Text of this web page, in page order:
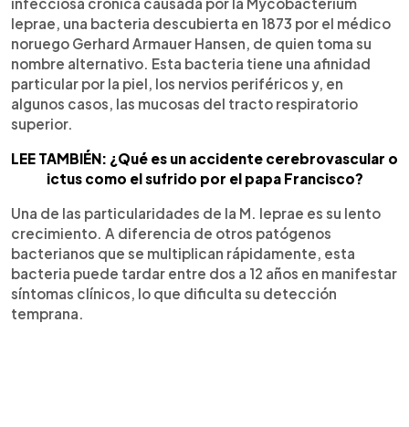
leprae, una bacteria descubierta en 1873 por el médico
noruego Gerhard Armauer Hansen, de quien toma su
nombre alternativo. Esta bacteria tiene una afinidad
particular por la piel, los nervios periféricos y, en
algunos casos, las mucosas del tracto respiratorio
superior.
LEE TAMBIÉN: ¿Qué es un accidente cerebrovascular o
ictus como el sufrido por el papa Francisco?
Una de las particularidades de la M. leprae es su lento
crecimiento. A diferencia de otros patógenos
bacterianos que se multiplican rápidamente, esta
bacteria puede tardar entre dos a 12 años en manifestar
síntomas clínicos, lo que dificulta su detección
temprana.